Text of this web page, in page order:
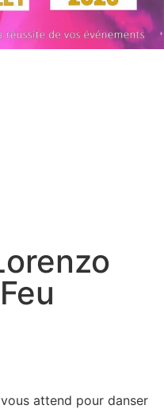
attend pour danser